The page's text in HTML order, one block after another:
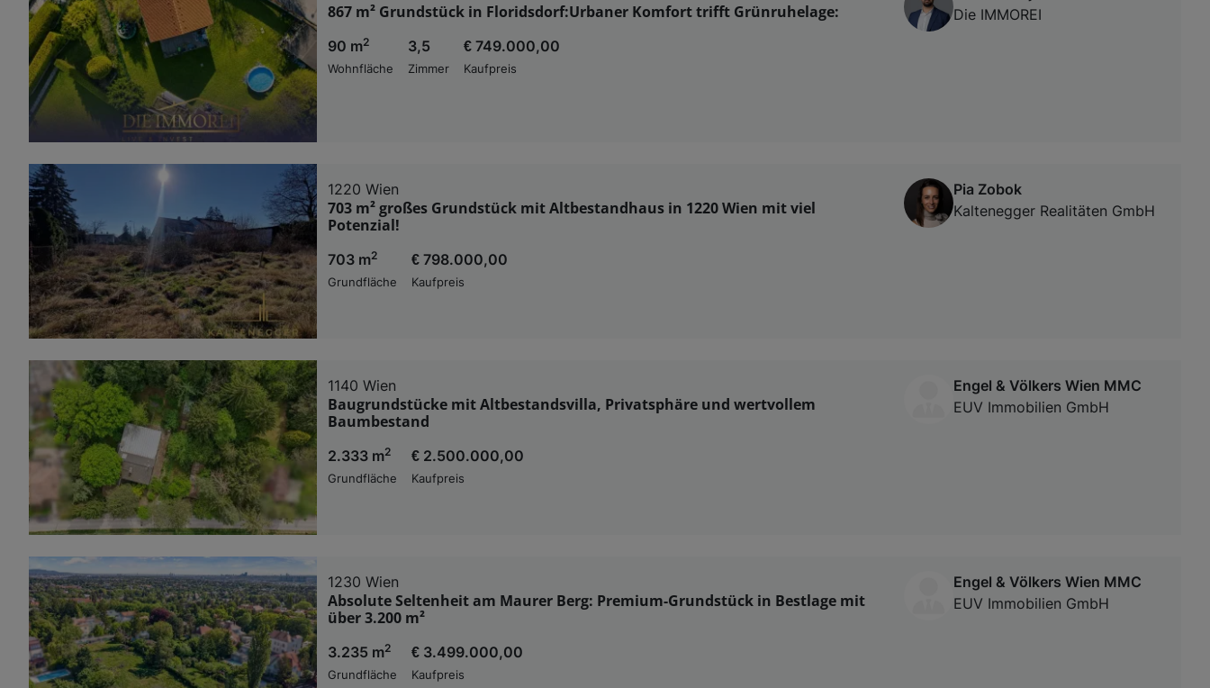
867 m² Grundstück in Floridsdorf:Urbaner Komfort trifft Grünruhelage:
90 m2
Wohnfläche
3,5
Zimmer
€ 749.000,00
Kaufpreis
Die IMMOREI
1220 Wien
703 m² großes Grundstück mit Altbestandhaus in 1220 Wien mit viel
Potenzial!
703 m2
Grundfläche
€ 798.000,00
Kaufpreis
Pia Zobok
Kaltenegger Realitäten GmbH
1140 Wien
Baugrundstücke mit Altbestandsvilla, Privatsphäre und wertvollem
Baumbestand
2.333 m2
Grundfläche
€ 2.500.000,00
Kaufpreis
Engel & Völkers Wien MMC
EUV Immobilien GmbH
1230 Wien
Absolute Seltenheit am Maurer Berg: Premium-Grundstück in Bestlage mit
über 3.200 m²
3.235 m2
Grundfläche
€ 3.499.000,00
Kaufpreis
Engel & Völkers Wien MMC
EUV Immobilien GmbH